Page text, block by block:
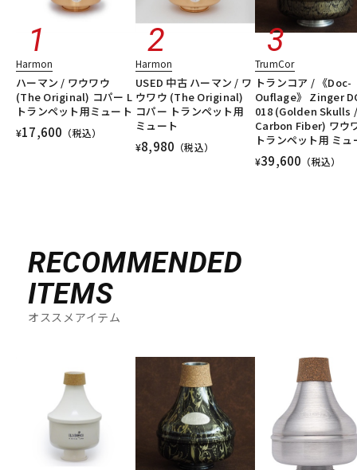
Harmon
ハーマン / ワウワウ
(The Original) コパー L
トランペット用ミュート
¥17,600 （税込）
Harmon
USED 中古 ハーマン / ワ
ウワウ (The Original)
コパー トランペット用
ミュート
¥8,980 （税込）
TrumCor
トランコア / 《Doc-
Ouflage》 Zinger
018 (Golden Skulls
Carbon Fiber) ワウ
トランペット用 ミュ
¥39,600 （税込）
RECOMMENDED
ITEMS
オススメアイテム